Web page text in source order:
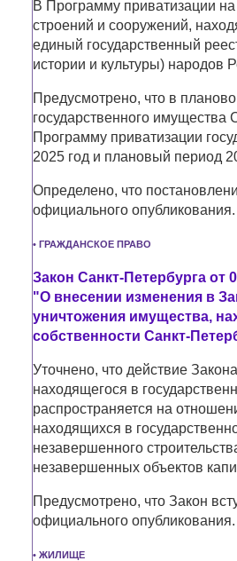
В Программу приватизации
строений и сооружений,
единый государственный
истории и культуры) народов
Предусмотрено, что в
государственного
Программу приватизации
2025 год и плановый период
Определено, что
официального опубликования.
• ГРАЖДАНСКОЕ ПРАВО
Закон Санкт-Петербурга от
"О внесении изменения в
уничтожения имущества,
собственности Санкт-
Уточнено, что действие
находящегося в
распространяется на
находящихся в
незавершенного
незавершенных объектов
Предусмотрено, что Закон
официального опубликования.
• ЖИЛИЩЕ